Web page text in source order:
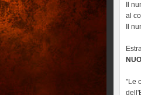
Il
al
Il
"Le